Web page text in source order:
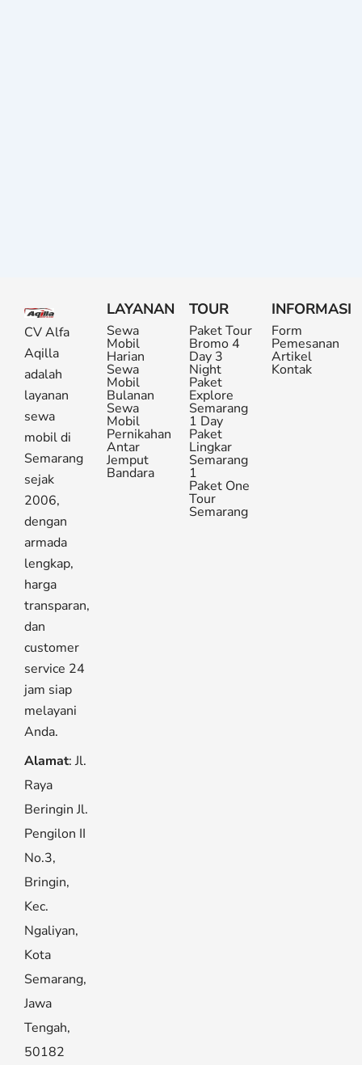
CV Alfa
Aqilla
adalah
layanan
sewa
mobil di
Semarang
sejak
2006,
dengan
armada
lengkap,
harga
transparan,
dan
customer
service 24
jam siap
melayani
Anda.
Alamat: Jl.
Raya
Beringin Jl.
Pengilon II
No.3,
Bringin,
Kec.
Ngaliyan,
Kota
Semarang,
Jawa
Tengah,
50182
LAYANAN
Sewa
Mobil
Harian
Sewa
Mobil
Bulanan
Sewa
Mobil
Pernikahan
Antar
Jemput
Bandara
TOUR
Paket Tour
Bromo 4
Day 3
Night
Paket
Explore
Semarang
1 Day
Paket
Lingkar
Semarang
1
Paket One
Tour
Semarang
INFORMASI
Form
Pemesanan
Artikel
Kontak